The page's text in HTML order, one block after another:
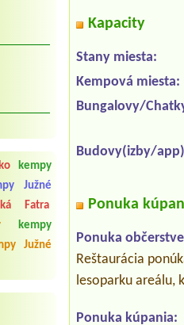
kempy
Južné
Fatra
kempy
Južné
Kapacity
Stany miesta:
Kempová miesta:
Bungalovy/
Budovy(izby/
Ponuka
Ponuka
Reštaurácia
lesoparku areálu,
Ponuka kúpania: